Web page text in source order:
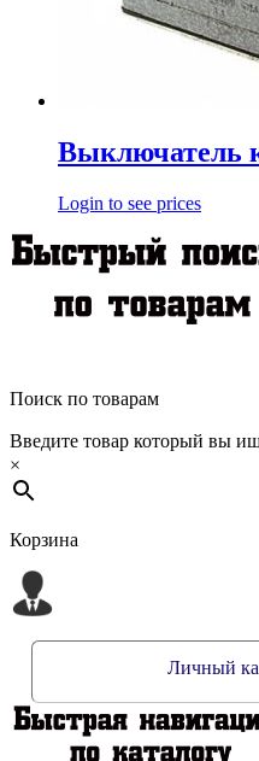
Выключатель
Login to see prices
Поиск по товарам
Введите товар который вы
×
Корзина
Личный